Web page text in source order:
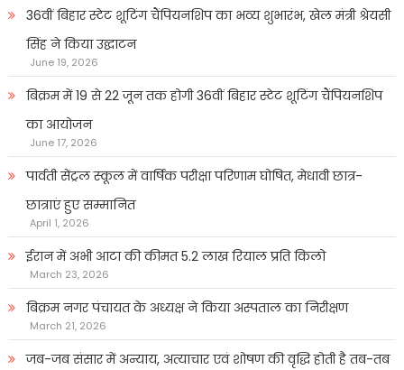
36वीं बिहार स्टेट शूटिंग चैंपियनशिप का भव्य शुभारंभ, खेल मंत्री श्रेयसी
सिंह ने किया उद्घाटन
June 19, 2026
बिक्रम में 19 से 22 जून तक होगी 36वीं बिहार स्टेट शूटिंग चैंपियनशिप
का आयोजन
June 17, 2026
पार्वती सेंट्रल स्कूल में वार्षिक परीक्षा परिणाम घोषित, मेधावी छात्र-
छात्राएं हुए सम्मानित
April 1, 2026
ईरान में अभी आटा की कीमत 5.2 लाख रियाल प्रति किलो
March 23, 2026
बिक्रम नगर पंचायत के अध्यक्ष ने किया अस्पताल का निरीक्षण
March 21, 2026
जब-जब संसार में अन्याय, अत्याचार एवं शोषण की वृद्धि होती है तब-तब